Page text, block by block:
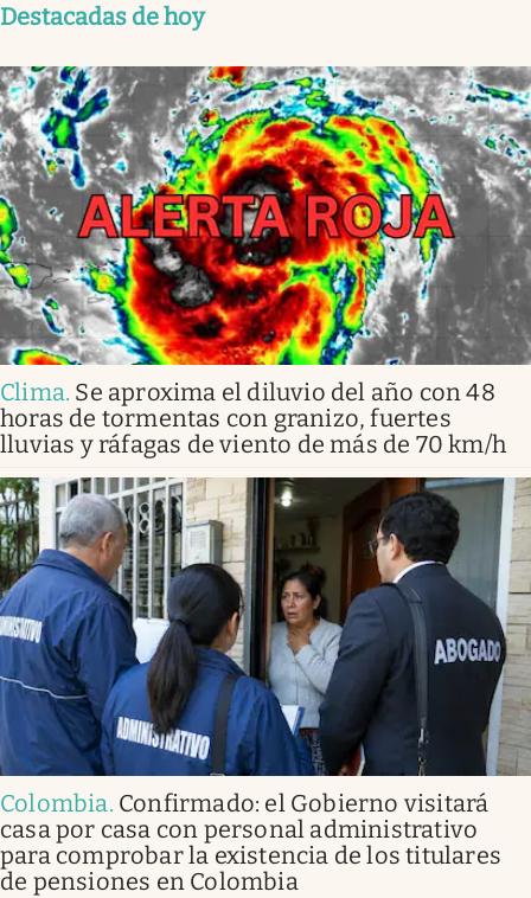
Destacadas de hoy
Clima. Se aproxima el diluvio del año con 48
horas de tormentas con granizo, fuertes
lluvias y ráfagas de viento de más de 70 km/h
Colombia. Confirmado: el Gobierno visitará
casa por casa con personal administrativo
para comprobar la existencia de los titulares
de pensiones en Colombia